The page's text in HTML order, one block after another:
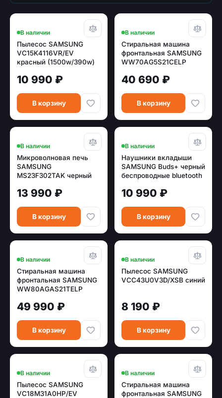
В наличии
Пылесос SAMSUNG
VC15K4116VR/EV
красный (1500w/390w)
10 990 ₽
В корзину
В наличии
Стиральная машина
фронтальная SAMSUNG
WW70AG5S21CELP
EcoBubble)
40 690 ₽
В корзину
В наличии
Микроволновая печь
SAMSUNG
MS23F302TAK черный
13 990 ₽
В корзину
В наличии
Наушники вкладыши
SAMSUNG Buds+ черный
беспроводные bluetooth
10 990 ₽
В корзину
В наличии
Стиральная машина
фронтальная SAMSUNG
WW80AGAS21TELP
EcoBubble)
49 990 ₽
В корзину
В наличии
Пылесос SAMSUNG
VCC43U0V3D/XSB синий
8 190 ₽
В корзину
В наличии
Пылесос SAMSUNG
VC18M31A0HP/EV
В наличии
Стиральная машина
фронтальная SAMSUNG